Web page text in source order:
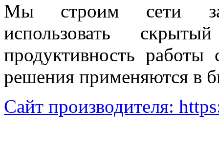
Мы строим сети
использовать
продуктивность
решения применяются в
Сайт производителя: